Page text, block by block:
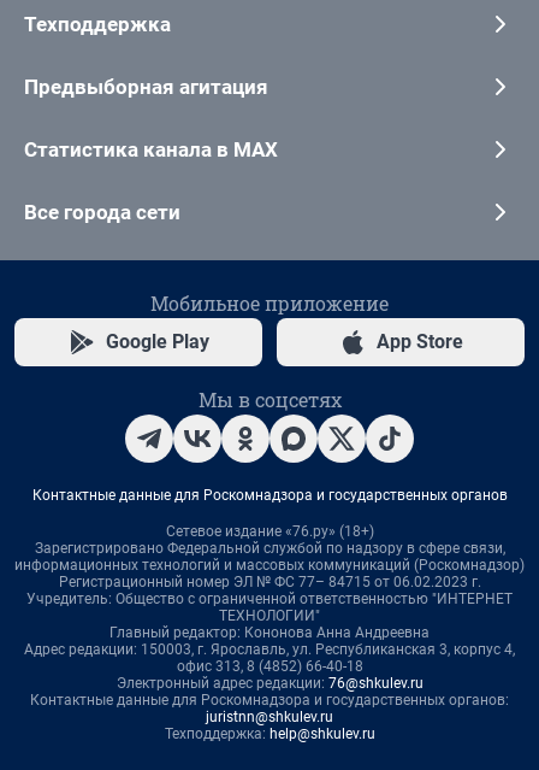
Техподдержка
Предвыборная агитация
Статистика канала в MAX
Все города сети
Мобильное приложение
Google Play App Store
Мы в соцсетях
Контактные данные для Роскомнадзора и государственных органов
Сетевое издание «76.ру» (18+)
Зарегистрировано Федеральной службой по надзору в сфере связи,
информационных технологий и массовых коммуникаций (Роскомнадзор)
Регистрационный номер ЭЛ № ФС 77– 84715 от 06.02.2023 г.
Учредитель: Общество с ограниченной ответственностью "ИНТЕРНЕТ
ТЕХНОЛОГИИ"
Главный редактор: Кононова Анна Андреевна
Адрес редакции: 150003, г. Ярославль, ул. Республиканская 3, корпус 4,
офис 313, 8 (4852) 66-40-18
Электронный адрес редакции: 76@shkulev.ru
Контактные данные для Роскомнадзора и государственных органов:
juristnn@shkulev.ru
Техподдержка: help@shkulev.ru